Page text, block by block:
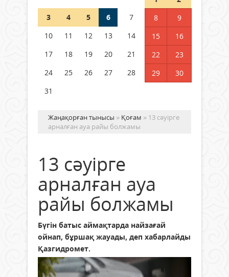
ӘКІМІНІҢ КЕҢЕСШІСІ БОЛЫП
ТАҒАЙЫНДАЛДЫ
3
4 5 6 7 8
9
10
11 12 13 14 15
16
17
18 19 20 21 22
23
24
25 26 27 28 29
30
31
Жаңақорған тынысы » Қоғам » 13 сәуірге
арналған ауа райы болжамы
13 сәуірге
арналған ауа
райы болжамы
Бүгін батыс аймақтарда найзағай
ойнап, бұршақ жауады, деп хабарлайды
Қазгидромет.